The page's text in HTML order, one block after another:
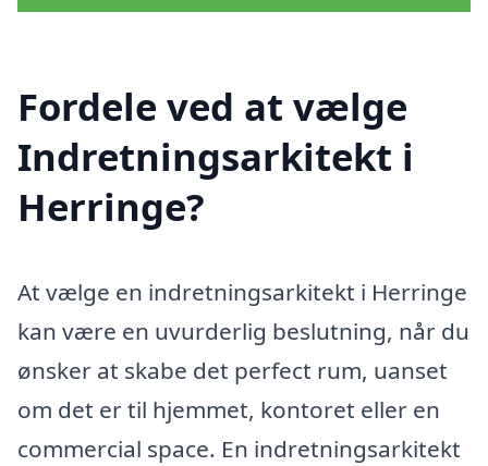
Fordele ved at vælge
Indretningsarkitekt i
Herringe?
At vælge en indretningsarkitekt i Herringe
kan være en uvurderlig beslutning, når du
ønsker at skabe det perfect rum, uanset
om det er til hjemmet, kontoret eller en
commercial space. En indretningsarkitekt